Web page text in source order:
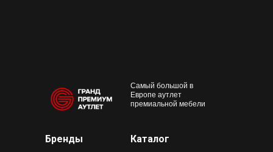
Самый большой в
Европе аутлет
премиальной мебели
Каталог
Бренды